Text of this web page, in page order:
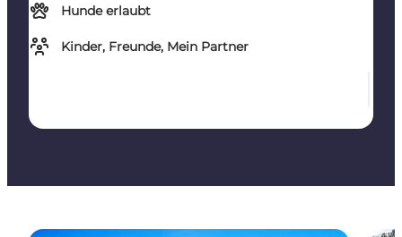
Hunde erlaubt
Kinder, Freunde, Mein Partner